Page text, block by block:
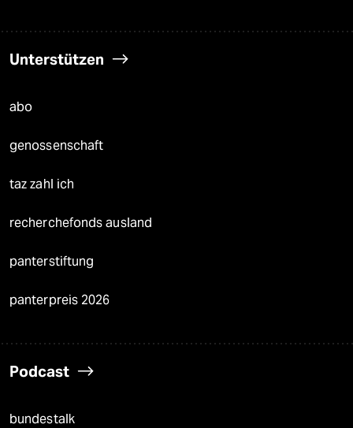
Unterstützen
abo
genossenschaft
taz zahl ich
recherchefonds ausland
panterstiftung
panterpreis 2026
Podcast
bundestalk